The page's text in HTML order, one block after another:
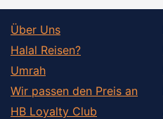
Über Uns
Halal Reisen?
Umrah
Wir passen den Preis an
HB Loyalty Club